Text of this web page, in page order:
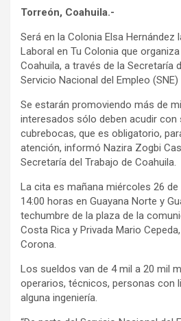
Torreón, Coahuila.-
Será en la Colonia Elsa Hernández
Laboral en Tu Colonia que
Coahuila, a través de la Secretaría
Servicio Nacional del Empleo (SNE)
Se estarán promoviendo más de
interesados sólo deben acudir con
cubrebocas, que es obligatorio,
atención, informó Nazira Zogbi
Secretaría del Trabajo de Coahuila.
La cita es mañana miércoles 26
14:00 horas en Guayana Norte y
techumbre de la plaza de la
Costa Rica y Privada Mario
Corona.
Los sueldos van de 4 mil a 20 mil
operarios, técnicos, personas con
alguna ingeniería.